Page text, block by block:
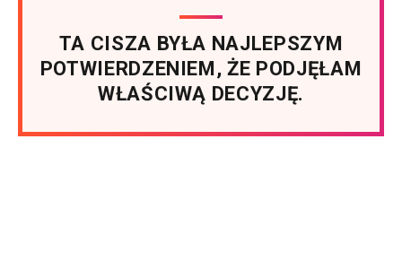
TA CISZA BYŁA NAJLEPSZYM
POTWIERDZENIEM, ŻE PODJĘŁAM
WŁAŚCIWĄ DECYZJĘ.